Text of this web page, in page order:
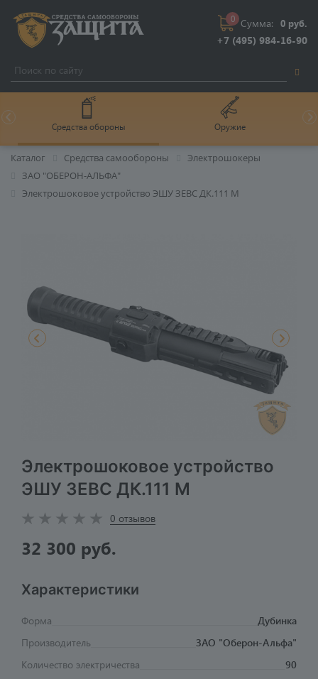
+7 (495) 984-16-90
0 Сумма: 0 руб.
Средства обороны Оружие
Каталог Средства самообороны
Электрошокеры
ЗАО "ОБЕРОН-АЛЬФА"
Электрошоковое устройство ЭШУ ЗЕВС ДК.111 M
Электрошоковое устройство
ЭШУ ЗЕВС ДК.111 M
0 отзывов
32 300 руб.
Характеристики
Форма
Дубинка
Производитель
ЗАО "Оберон-Альфа"
Количество электричества
90